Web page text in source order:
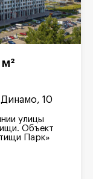
10
улицы
Объект
Парк»